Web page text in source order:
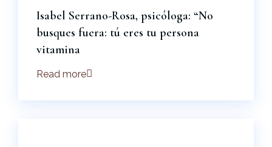
Isabel Serrano-Rosa, psicóloga: “No
busques fuera: tú eres tu persona
vitamina
Read more